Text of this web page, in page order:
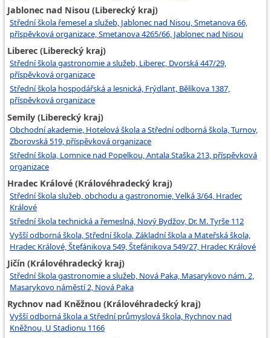
Jablonec nad Nisou (Liberecký kraj)
Střední škola řemesel a služeb, Jablonec nad Nisou, Smetanova 66,
příspěvková organizace, Smetanova 4265/66, Jablonec nad Nisou
Liberec (Liberecký kraj)
Střední škola gastronomie a služeb, Liberec, Dvorská 447/29,
příspěvková organizace
Střední škola hospodářská a lesnická, Frýdlant, Bělíkova 1387,
příspěvková organizace
Semily (Liberecký kraj)
Obchodní akademie, Hotelová škola a Střední odborná škola, Turnov,
Zborovská 519, příspěvková organizace
Střední škola, Lomnice nad Popelkou, Antala Staška 213, příspěvková
organizace
Hradec Králové (Královéhradecký kraj)
Střední škola služeb, obchodu a gastronomie, Velká 3/64, Hradec
Králové
Střední škola technická a řemeslná, Nový Bydžov, Dr. M. Tyrše 112
Vyšší odborná škola, Střední škola, Základní škola a Mateřská škola,
Hradec Králové, Štefánikova 549, Štefánikova 549/27, Hradec Králové
Jičín (Královéhradecký kraj)
Střední škola gastronomie a služeb, Nová Paka, Masarykovo nám. 2,
Masarykovo náměstí 2, Nová Paka
Rychnov nad Kněžnou (Královéhradecký kraj)
Vyšší odborná škola a Střední průmyslová škola, Rychnov nad
Kněžnou, U Stadionu 1166